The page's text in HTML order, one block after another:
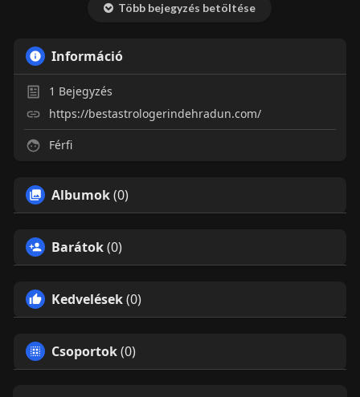
Több bejegyzés betöltése
Információ
1 Bejegyzés
https://bestastrologerindehradun.com/
Férfi
Albumok(0)
Barátok(0)
Kedvelések(0)
Csoportok(0)